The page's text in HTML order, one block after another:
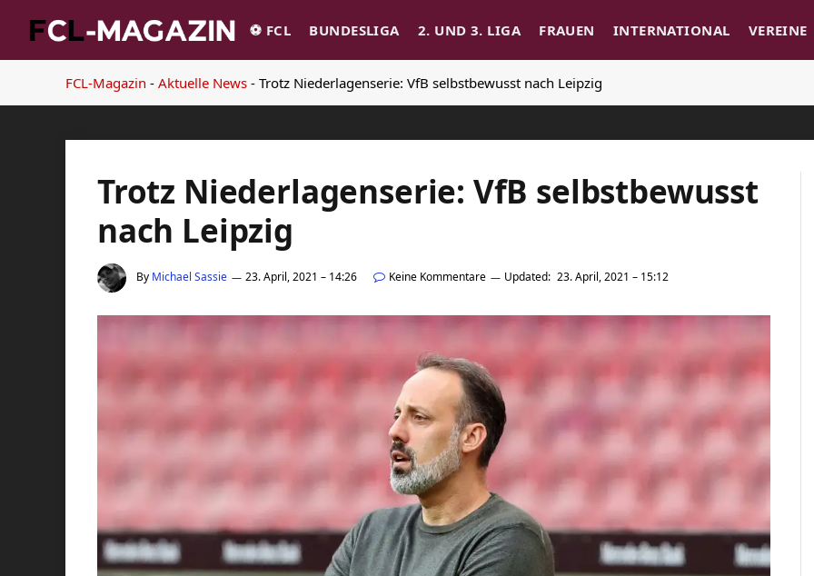
⚽️ FCL BUNDESLIGA 2. UND 3. LIGA FRAUEN INTERNATIONAL VEREINE
FCL-Magazin - Aktuelle News - Trotz Niederlagenserie: VfB selbstbewusst nach Leipzig
Trotz Niederlagenserie: VfB selbstbewusst
nach Leipzig
By Michael Sassie 23. April, 2021 – 14:26 Keine Kommentare Updated: 23. April, 2021 – 15:12